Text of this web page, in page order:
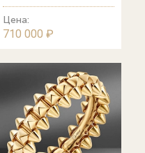
Цена:
710 000 ₽